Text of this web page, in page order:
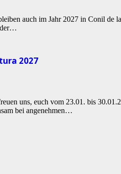
auch im Jahr 2027 in Conil de
der…
2027
uns, euch vom 23.01. bis
bei angenehmen…